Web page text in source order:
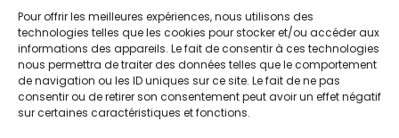
Pour offrir les meilleures expériences, nous utilisons des
technologies telles que les cookies pour stocker et/ou accéder aux
informations des appareils. Le fait de consentir à ces technologies
nous permettra de traiter des données telles que le comportement
de navigation ou les ID uniques sur ce site. Le fait de ne pas
consentir ou de retirer son consentement peut avoir un effet négatif
sur certaines caractéristiques et fonctions.